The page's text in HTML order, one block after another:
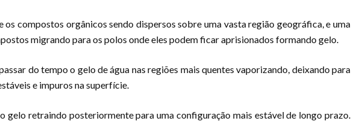
os compostos orgânicos sendo dispersos sobre uma vasta região geográfica, e uma
migrando para os polos onde eles podem ficar aprisionados formando gelo.
do tempo o gelo de água nas regiões mais quentes vaporizando, deixando para
e impuros na superfície.
gelo retraindo posteriormente para uma configuração mais estável de longo prazo.